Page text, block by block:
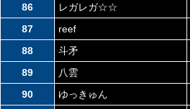
86
レガレガ☆☆
87
reef
88
斗矛
89
八雲
90
ゆっきゅん